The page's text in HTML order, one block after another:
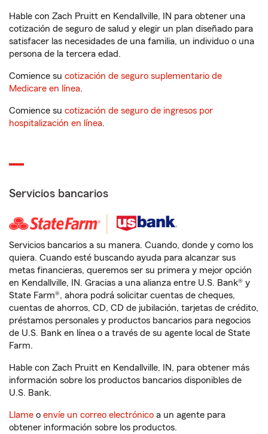
Hable con Zach Pruitt en Kendallville, IN para obtener una
cotización de seguro de salud y elegir un plan diseñado para
satisfacer las necesidades de una familia, un individuo o una
persona de la tercera edad.
Comience su cotización de seguro suplementario de
Medicare en línea.
Comience su cotización de seguro de ingresos por
hospitalización en línea.
Servicios bancarios
Servicios bancarios a su manera. Cuando, donde y como los
quiera. Cuando esté buscando ayuda para alcanzar sus
metas financieras, queremos ser su primera y mejor opción
en Kendallville, IN. Gracias a una alianza entre U.S. Bank® y
State Farm®, ahora podrá solicitar cuentas de cheques,
cuentas de ahorros, CD, CD de jubilación, tarjetas de crédito,
préstamos personales y productos bancarios para negocios
de U.S. Bank en línea o a través de su agente local de State
Farm.
Hable con Zach Pruitt en Kendallville, IN, para obtener más
información sobre los productos bancarios disponibles de
U.S. Bank.
Llame o envíe un correo electrónico a un agente para
obtener información sobre los productos.